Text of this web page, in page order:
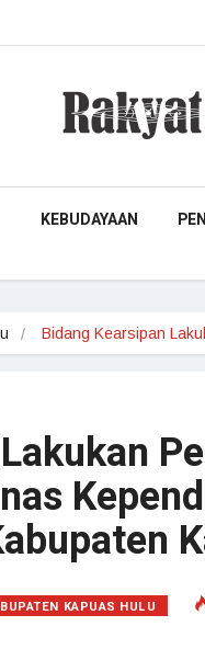
KEBUDAYAAN
Bidang Kearsipan
KAPUAS HULU